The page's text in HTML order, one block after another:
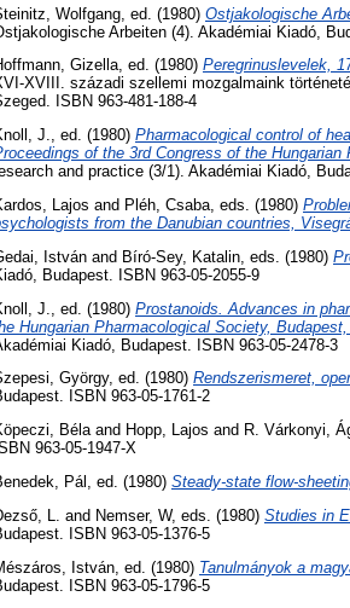
Wolfgang , ed. (1980) Ostjakologische
Arbeiten (4). Akadémiai Kiadó,
Gizella, ed. (1980) Peregrinuslevelek,
XVIII. századi szellemi mozgalmaink
ISBN 963-481-188-4
J., ed. (1980) Pharmacological control of
of the 3rd Congress of the
and practice (3/1). Akadémiai Kiadó,
Lajos and Pléh, Csaba, eds. (1980)
from the Danubian countries,
István and Bíró-Sey, Katalin , eds. (1980)
Budapest. ISBN 963-05-2055-9
J.
, ed. (1980) Prostanoids. Advances in
Hungarian Pharmacological Society, Budapest,
Kiadó, Budapest. ISBN 963-05-2478-3
György, ed. (1980) Rendszerismeret,
ISBN 963-05-1761-2
Bélaand Hopp, Lajos and R. Várkonyi,
963-05-1947-X
Pál, ed. (1980) Steady-state flow-
L.
and Nemser, W, eds. (1980) Studies in
ISBN 963-05-1376-5
István , ed. (1980) Tanulmányok a
ISBN 963-05-1796-5